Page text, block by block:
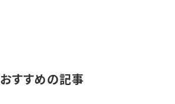
おすすめの記事